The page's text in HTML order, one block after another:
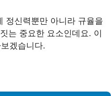
정신력뿐만 아니라 규율을
는 중요한 요소인데요. 이
겠습니다.